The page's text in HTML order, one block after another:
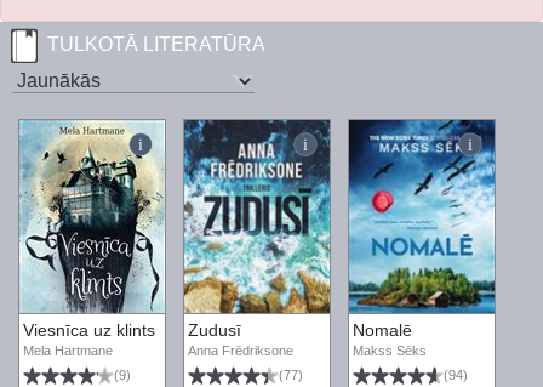
TULKOTĀ LITERATŪRA
Viesnīca uz klints
Mela Hartmane
(9)
Zudusī
Anna Frēdriksone
(77)
Nomalē
Makss Sēks
(94)